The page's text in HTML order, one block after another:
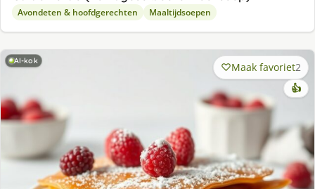
Avondeten & hoofdgerechten Maaltijdsoepen
AI-kok Maak favoriet2
👍